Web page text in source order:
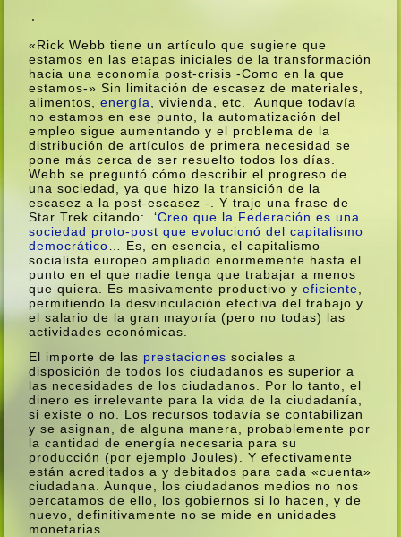
«Rick Webb tiene un artí­culo que sugiere que
estamos en las etapas iniciales de la transformación
hacia una economí­a post-crisis -Como en la que
estamos-» Sin limitación de escasez de materiales,
alimentos,energí­a
, vivienda, etc. ‘Aunque todaví­a
no estamos en ese punto, la automatización del
empleo sigue aumentando y el problema de la
distribución de artí­culos de primera necesidad se
pone más cerca de ser resuelto todos los dí­as.
Webb se preguntó cómo describir el progreso de
una sociedad, ya que hizo la transición de la
escasez a la post-escasez -. Y trajo una frase de
Star Trek citando:. ‘Creo que la Federación es una
sociedad proto-post que evolucionó del capitalismo
democrático … Es, en esencia, el capitalismo
socialista europeo ampliado enormemente hasta el
punto en el que nadie tenga que trabajar a menos
que quiera. Es masivamente productivo yeficiente
permitiendo la desvinculación efectiva del trabajo y
el salario de la gran mayorí­a (pero no todas) las
actividades económicas.
El importe de las prestaciones sociales a
disposición de todos los ciudadanos es superior a
las necesidades de los ciudadanos. Por lo tanto, el
dinero es irrelevante para la vida de la ciudadaní­a,
si existe o no. Los recursos todaví­a se contabilizan
y se asignan, de alguna manera, probablemente por
la cantidad de energí­a necesaria para su
producción (por ejemplo Joules). Y efectivamente
están acreditados a y debitados para cada «cuenta»
ciudadana. Aunque, los ciudadanos medios no nos
percatamos de ello, los gobiernos si lo hacen, y de
nuevo, definitivamente no se mide en unidades
monetarias.